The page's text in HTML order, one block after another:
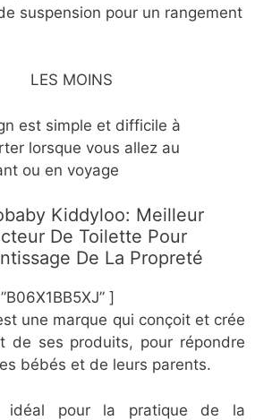
suspension pour un rangement
LES MOINS
est simple et difficile à
lorsque vous allez au
ou en voyage
Kiddyloo: Meilleur
De Toilette Pour
De La Propreté
]
une marque qui conçoit et crée
de ses produits, pour répondre
bébés et de leurs parents.
idéal pour la pratique de la